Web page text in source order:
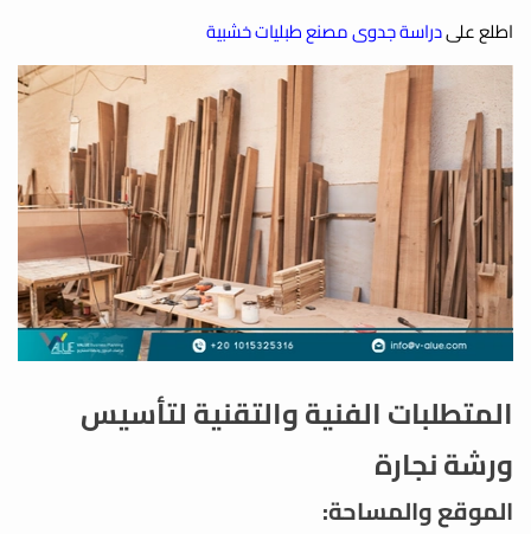
اطلع علىدراسة جدوى مصنع طبليات خشبية
المتطلبات الفنية والتقنية لتأسيس
ورشة نجارة
الموقع والمساحة: